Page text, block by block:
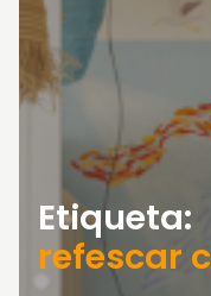
Etiqueta:
refescar